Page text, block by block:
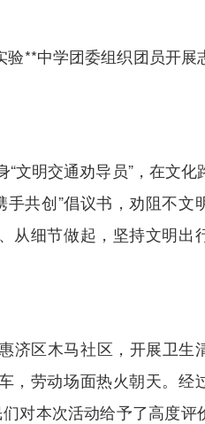
**中学团委组织团员开展
明交通劝导员”，在文化
共创”倡议书，劝阻不文
从细节做起，坚持文明出
区木马社区，开展卫生
，劳动场面热火朝天。经
对本次活动给予了高度评